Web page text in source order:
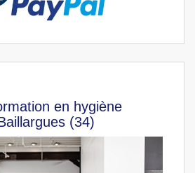
en hygiène
(34)